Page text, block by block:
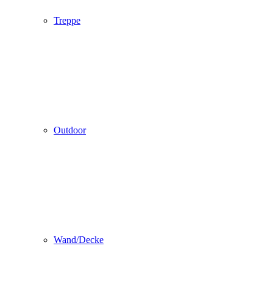
Treppe
Outdoor
Wand/Decke